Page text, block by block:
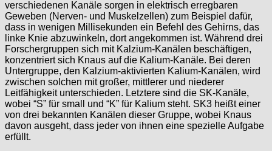
verschiedenen Kanäle sorgen in elektrisch erregbaren
Geweben (Nerven- und Muskelzellen) zum Beispiel dafür,
dass in wenigen Millisekunden ein Befehl des Gehirns, das
linke Knie abzuwinkeln, dort angekommen ist. Während drei
Forschergruppen sich mit Kalzium-Kanälen beschäftigen,
konzentriert sich Knaus auf die Kalium-Kanäle. Bei deren
Untergruppe, den Kalzium-aktivierten Kalium-Kanälen, wird
zwischen solchen mit großer, mittlerer und niederer
Leitfähigkeit unterschieden. Letztere sind die SK-Kanäle,
wobei “S” für small und “K” für Kalium steht. SK3 heißt einer
von drei bekannten Kanälen dieser Gruppe, wobei Knaus
davon ausgeht, dass jeder von ihnen eine spezielle Aufgabe
erfüllt.